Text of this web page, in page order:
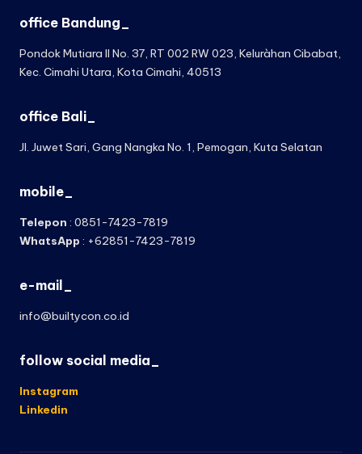
office Bandung_
Pondok Mutiara II No. 37, RT 002 RW 023, Keluràhan Cibabat,
Kec. Cimahi Utara, Kota Cimahi, 40513
office Bali_
Jl. Juwet Sari, Gang Nangka No. 1, Pemogan, Kuta Selatan
mobile_
Telepon : 0851-7423-7819
WhatsApp : +62851-7423-7819
e-mail_
info@builtycon.co.id
follow social media_
Instagram
Linkedin